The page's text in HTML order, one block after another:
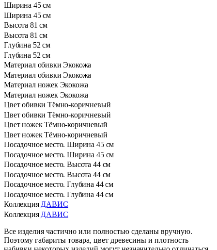
Ширина 45 см
Ширина 45 см
Высота 81 см
Высота 81 см
Глубина 52 см
Глубина 52 см
Материал обивки Экокожа
Материал обивки Экокожа
Материал ножек Экокожа
Материал ножек Экокожа
Цвет обивки Тёмно-коричневый
Цвет обивки Тёмно-коричневый
Цвет ножек Тёмно-коричневый
Цвет ножек Тёмно-коричневый
Посадочное место. Ширина 45 см
Посадочное место. Ширина 45 см
Посадочное место. Высота 44 см
Посадочное место. Высота 44 см
Посадочное место. Глубина 44 см
Посадочное место. Глубина 44 см
Коллекция ДАВИС
Коллекция ДАВИС
Все изделия частично или полностью сделаны вручную.
Поэтому габариты товара, цвет древесины и плотность